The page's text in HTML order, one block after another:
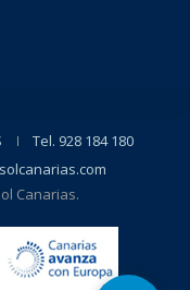
Tel. 928 184 180
Canarias.